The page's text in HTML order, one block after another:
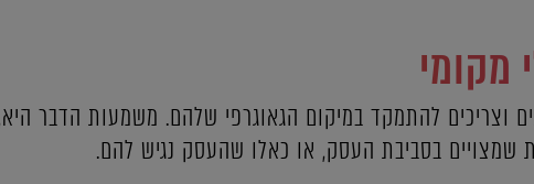
מקומי
וצריכים להתמקד במיקום הגאוגרפי שלהם. משמעות הדבר
שמצויים בסביבת העסק, או כאלו שהעסק נגיש להם.